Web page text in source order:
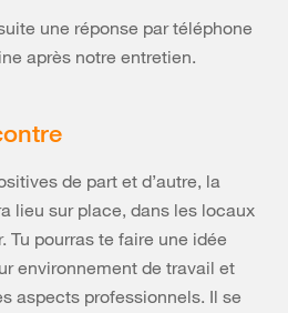
une réponse par téléphone
après notre entretien.
de part et d’autre, la
lieu sur place, dans les locaux
Tu pourras te faire une idée
environnement de travail et
aspects professionnels. Il se